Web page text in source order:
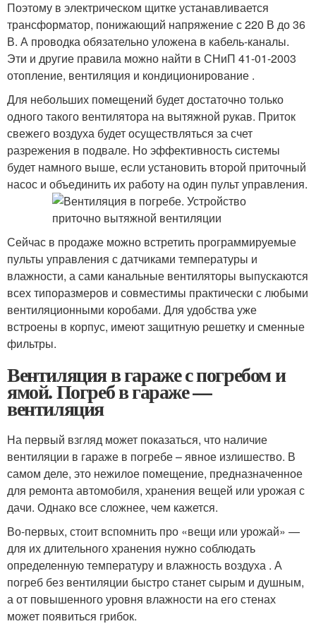
Поэтому в электрическом щитке устанавливается
трансформатор, понижающий напряжение с 220 В до 36
В. А проводка обязательно уложена в кабель-каналы.
Эти и другие правила можно найти в СНиП 41-01-2003
отопление, вентиляция и кондиционирование .
Для небольших помещений будет достаточно только
одного такого вентилятора на вытяжной рукав. Приток
свежего воздуха будет осуществляться за счет
разрежения в подвале. Но эффективность системы
будет намного выше, если установить второй приточный
насос и объединить их работу на один пульт управления.
Сейчас в продаже можно встретить программируемые
пульты управления с датчиками температуры и
влажности, а сами канальные вентиляторы выпускаются
всех типоразмеров и совместимы практически с любыми
вентиляционными коробами. Для удобства уже
встроены в корпус, имеют защитную решетку и сменные
фильтры.
Вентиляция в гараже с погребом и
ямой. Погреб в гараже —
вентиляция
На первый взгляд может показаться, что наличие
вентиляции в гараже в погребе – явное излишество. В
самом деле, это нежилое помещение, предназначенное
для ремонта автомобиля, хранения вещей или урожая с
дачи. Однако все сложнее, чем кажется.
Во-первых, стоит вспомнить про «вещи или урожай» —
для их длительного хранения нужно соблюдать
определенную температуру и влажность воздуха . А
погреб без вентиляции быстро станет сырым и душным,
а от повышенного уровня влажности на его стенах
может появиться грибок.